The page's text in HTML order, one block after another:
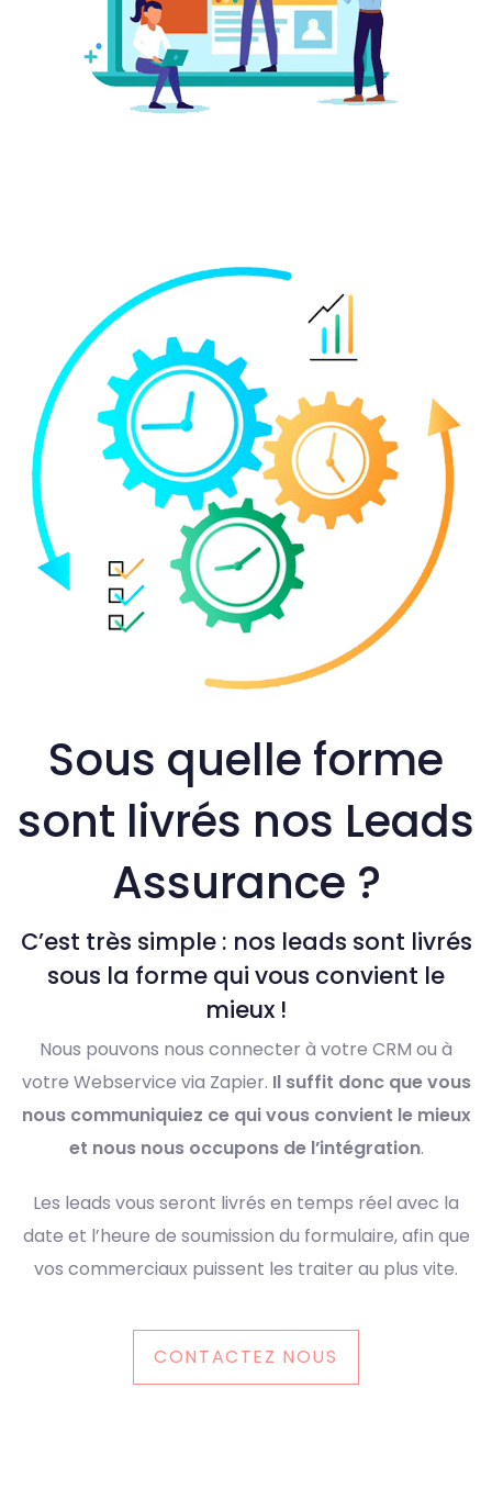
Sous quelle forme
sont livrés nos Leads
Assurance ?
C’est très simple : nos leads sont livrés
sous la forme qui vous convient le
mieux !
Nous pouvons nous connecter à votre CRM ou à
votre Webservice via Zapier. Il suffit donc que vous
nous communiquiez ce qui vous convient le mieux
et nous nous occupons de l’intégration.
Les leads vous seront livrés en temps réel avec la
date et l’heure de soumission du formulaire, afin que
vos commerciaux puissent les traiter au plus vite.
CONTACTEZ NOUS